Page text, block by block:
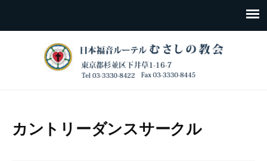
カントリーダンスサークル